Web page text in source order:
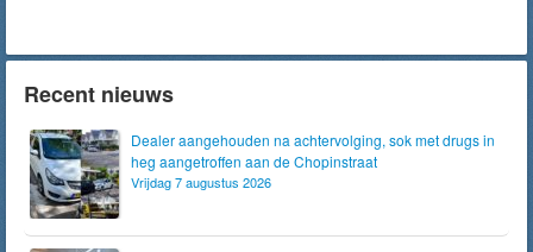
Recent nieuws
Dealer aangehouden na achtervolging, sok met drugs in
heg aangetroffen aan de Chopinstraat
Vrijdag 7 augustus 2026